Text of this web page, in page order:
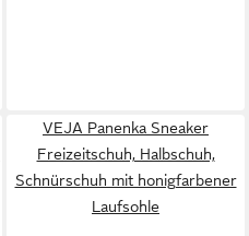
VEJA Panenka Sneaker
Freizeitschuh, Halbschuh,
Schnürschuh mit honigfarbener
Laufsohle